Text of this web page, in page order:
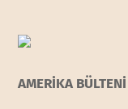
AMERİKA BÜLTENİ